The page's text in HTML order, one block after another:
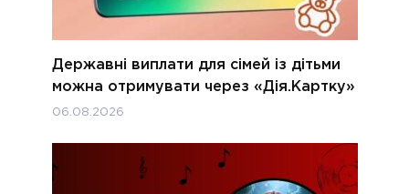
Державні виплати для сімей із дітьми
можна отримувати через «Дія.Картку»
06.08.2026